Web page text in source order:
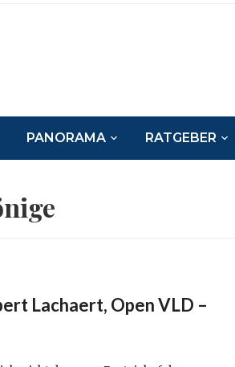
PANORAMA RATGEBER
Lachaert, Open VLD –